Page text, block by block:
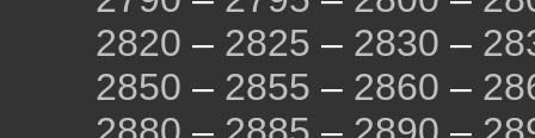
2820 – 2825 – 2830 –
2850 – 2855 – 2860 –